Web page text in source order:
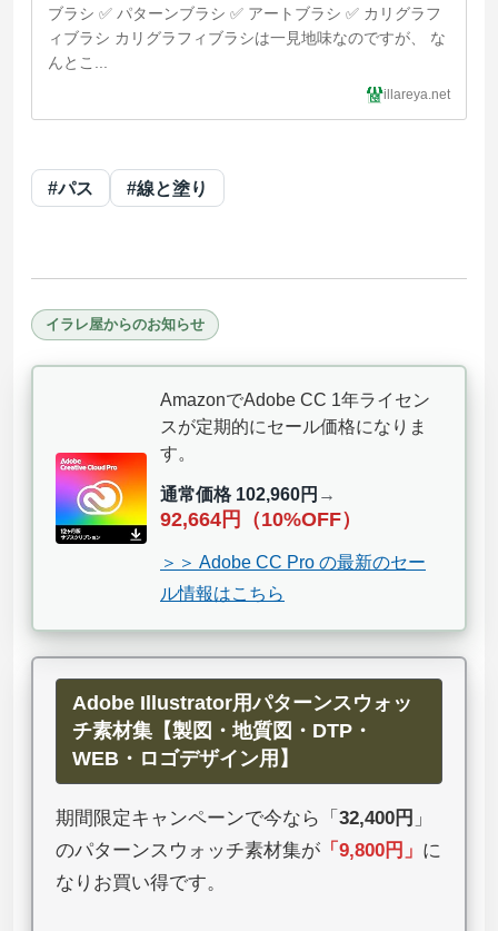
ブラシ ✅ パターンブラシ ✅ アートブラシ ✅ カリグラフ
ィブラシ カリグラフィブラシは一見地味なのですが、 な
んとこ...
illareya.net
#パス #線と塗り
イラレ屋からのお知らせ
AmazonでAdobe CC 1年ライセン
スが定期的にセール価格になりま
す。
通常価格 102,960円 →
92,664円（10%OFF）
＞＞ Adobe CC Pro の最新のセー
ル情報はこちら
Adobe Illustrator用パターンスウォッ
チ素材集【製図・地質図・DTP・
WEB・ロゴデザイン用】
期間限定キャンペーンで今なら「 32,400円 」
のパターンスウォッチ素材集が 「 9,800円 」 に
なりお買い得です。